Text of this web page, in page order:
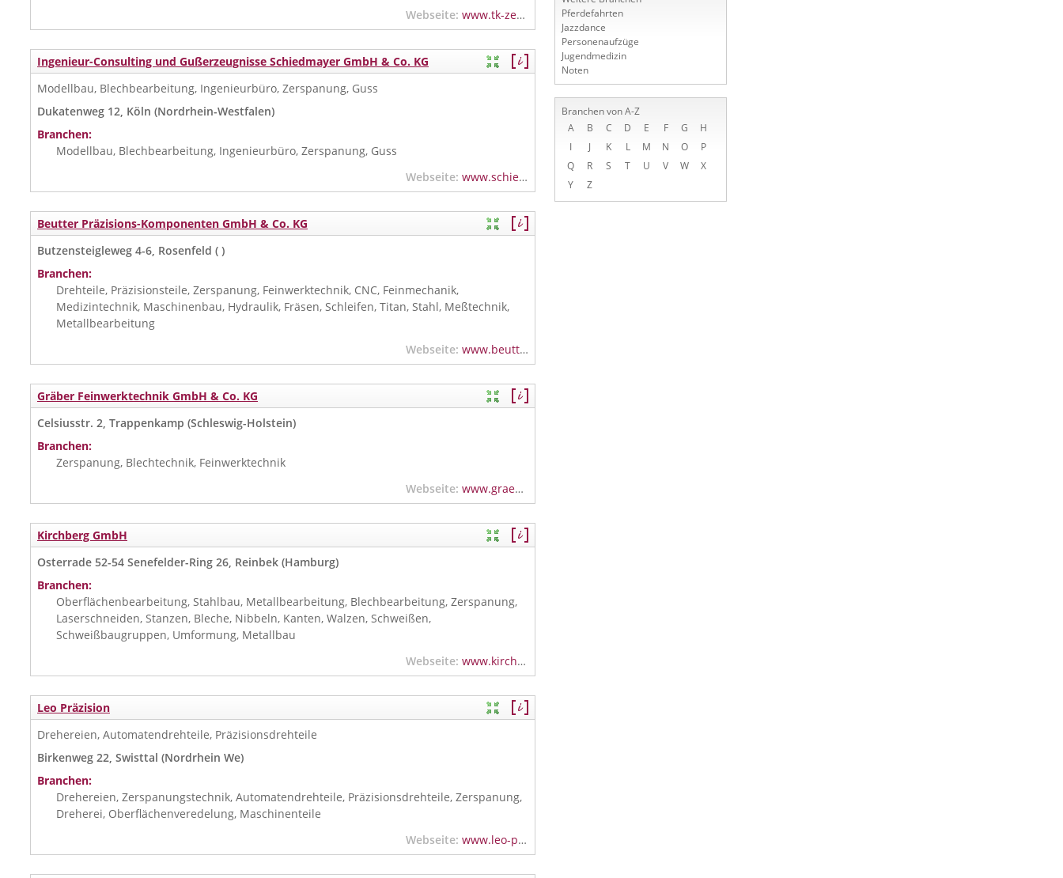
Webseite: www.tk-zerspanung.de
Ingenieur-Consulting und Gußerzeugnisse Schiedmayer GmbH & Co. KG
Modellbau, Blechbearbeitung, Ingenieurbüro, Zerspanung, Guss
Dukatenweg 12, Köln (Nordrhein-Westfalen)
Branchen:
Modellbau, Blechbearbeitung, Ingenieurbüro, Zerspanung, Guss
Webseite: www.schiedmayer.de
Beutter Präzisions-Komponenten GmbH & Co. KG
Butzensteigleweg 4-6, Rosenfeld ( )
Branchen:
Drehteile, Präzisionsteile, Zerspanung, Feinwerktechnik, CNC, Feinmechanik,
Medizintechnik, Maschinenbau, Hydraulik, Fräsen, Schleifen, Titan, Stahl, Meßtechnik,
Metallbearbeitung
Webseite: www.beutter.de
Gräber Feinwerktechnik GmbH & Co. KG
Celsiusstr. 2, Trappenkamp (Schleswig-Holstein)
Branchen:
Zerspanung, Blechtechnik, Feinwerktechnik
Webseite: www.graeber-feinwerktechnik.de
Kirchberg GmbH
Osterrade 52-54 Senefelder-Ring 26, Reinbek (Hamburg)
Branchen:
Oberflächenbearbeitung, Stahlbau, Metallbearbeitung, Blechbearbeitung, Zerspanung,
Laserschneiden, Stanzen, Bleche, Nibbeln, Kanten, Walzen, Schweißen,
Schweißbaugruppen, Umformung, Metallbau
Webseite: www.kirchberg-gmbh.de
Leo Präzision
Drehereien, Automatendrehteile, Präzisionsdrehteile
Birkenweg 22, Swisttal (Nordrhein We)
Branchen:
Drehereien, Zerspanungstechnik, Automatendrehteile, Präzisionsdrehteile, Zerspanung,
Dreherei, Oberflächenveredelung, Maschinenteile
Webseite: www.leo-praezision.de
Pferdefahrten
Jazzdance
Personenaufzüge
Jugendmedizin
Noten
Branchen von A-Z
A
B C D E F G
H
I
J K L M N O
P
Q
R S T U V W
X
Y
Z